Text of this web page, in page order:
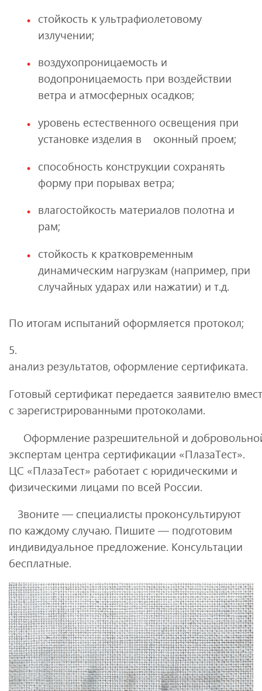
стойкость к ультрафиолетовому
излучении;
воздухопроницаемость и
водопроницаемость при воздействии
ветра и атмосферных осадков;
уровень естественного освещения при
установке изделия в оконный проем;
способность конструкции сохранять
форму при порывах ветра;
влагостойкость материалов полотна и
рам;
стойкость к кратковременным
динамическим нагрузкам (например, при
случайных ударах или нажатии) и т.д.
По итогам испытаний оформляется протокол;
5.
анализ результатов, оформление сертификата.
Готовый сертификат передается заявителю
с зарегистрированными протоколами.
Оформление разрешительной и
экспертам центра сертификации «ПлазаТест».
ЦС «ПлазаТест» работает с юридическими и
физическими лицами по всей России.
Звоните — специалисты проконсультируют
по каждому случаю. Пишите — подготовим
индивидуальное предложение. Консультации
бесплатные.